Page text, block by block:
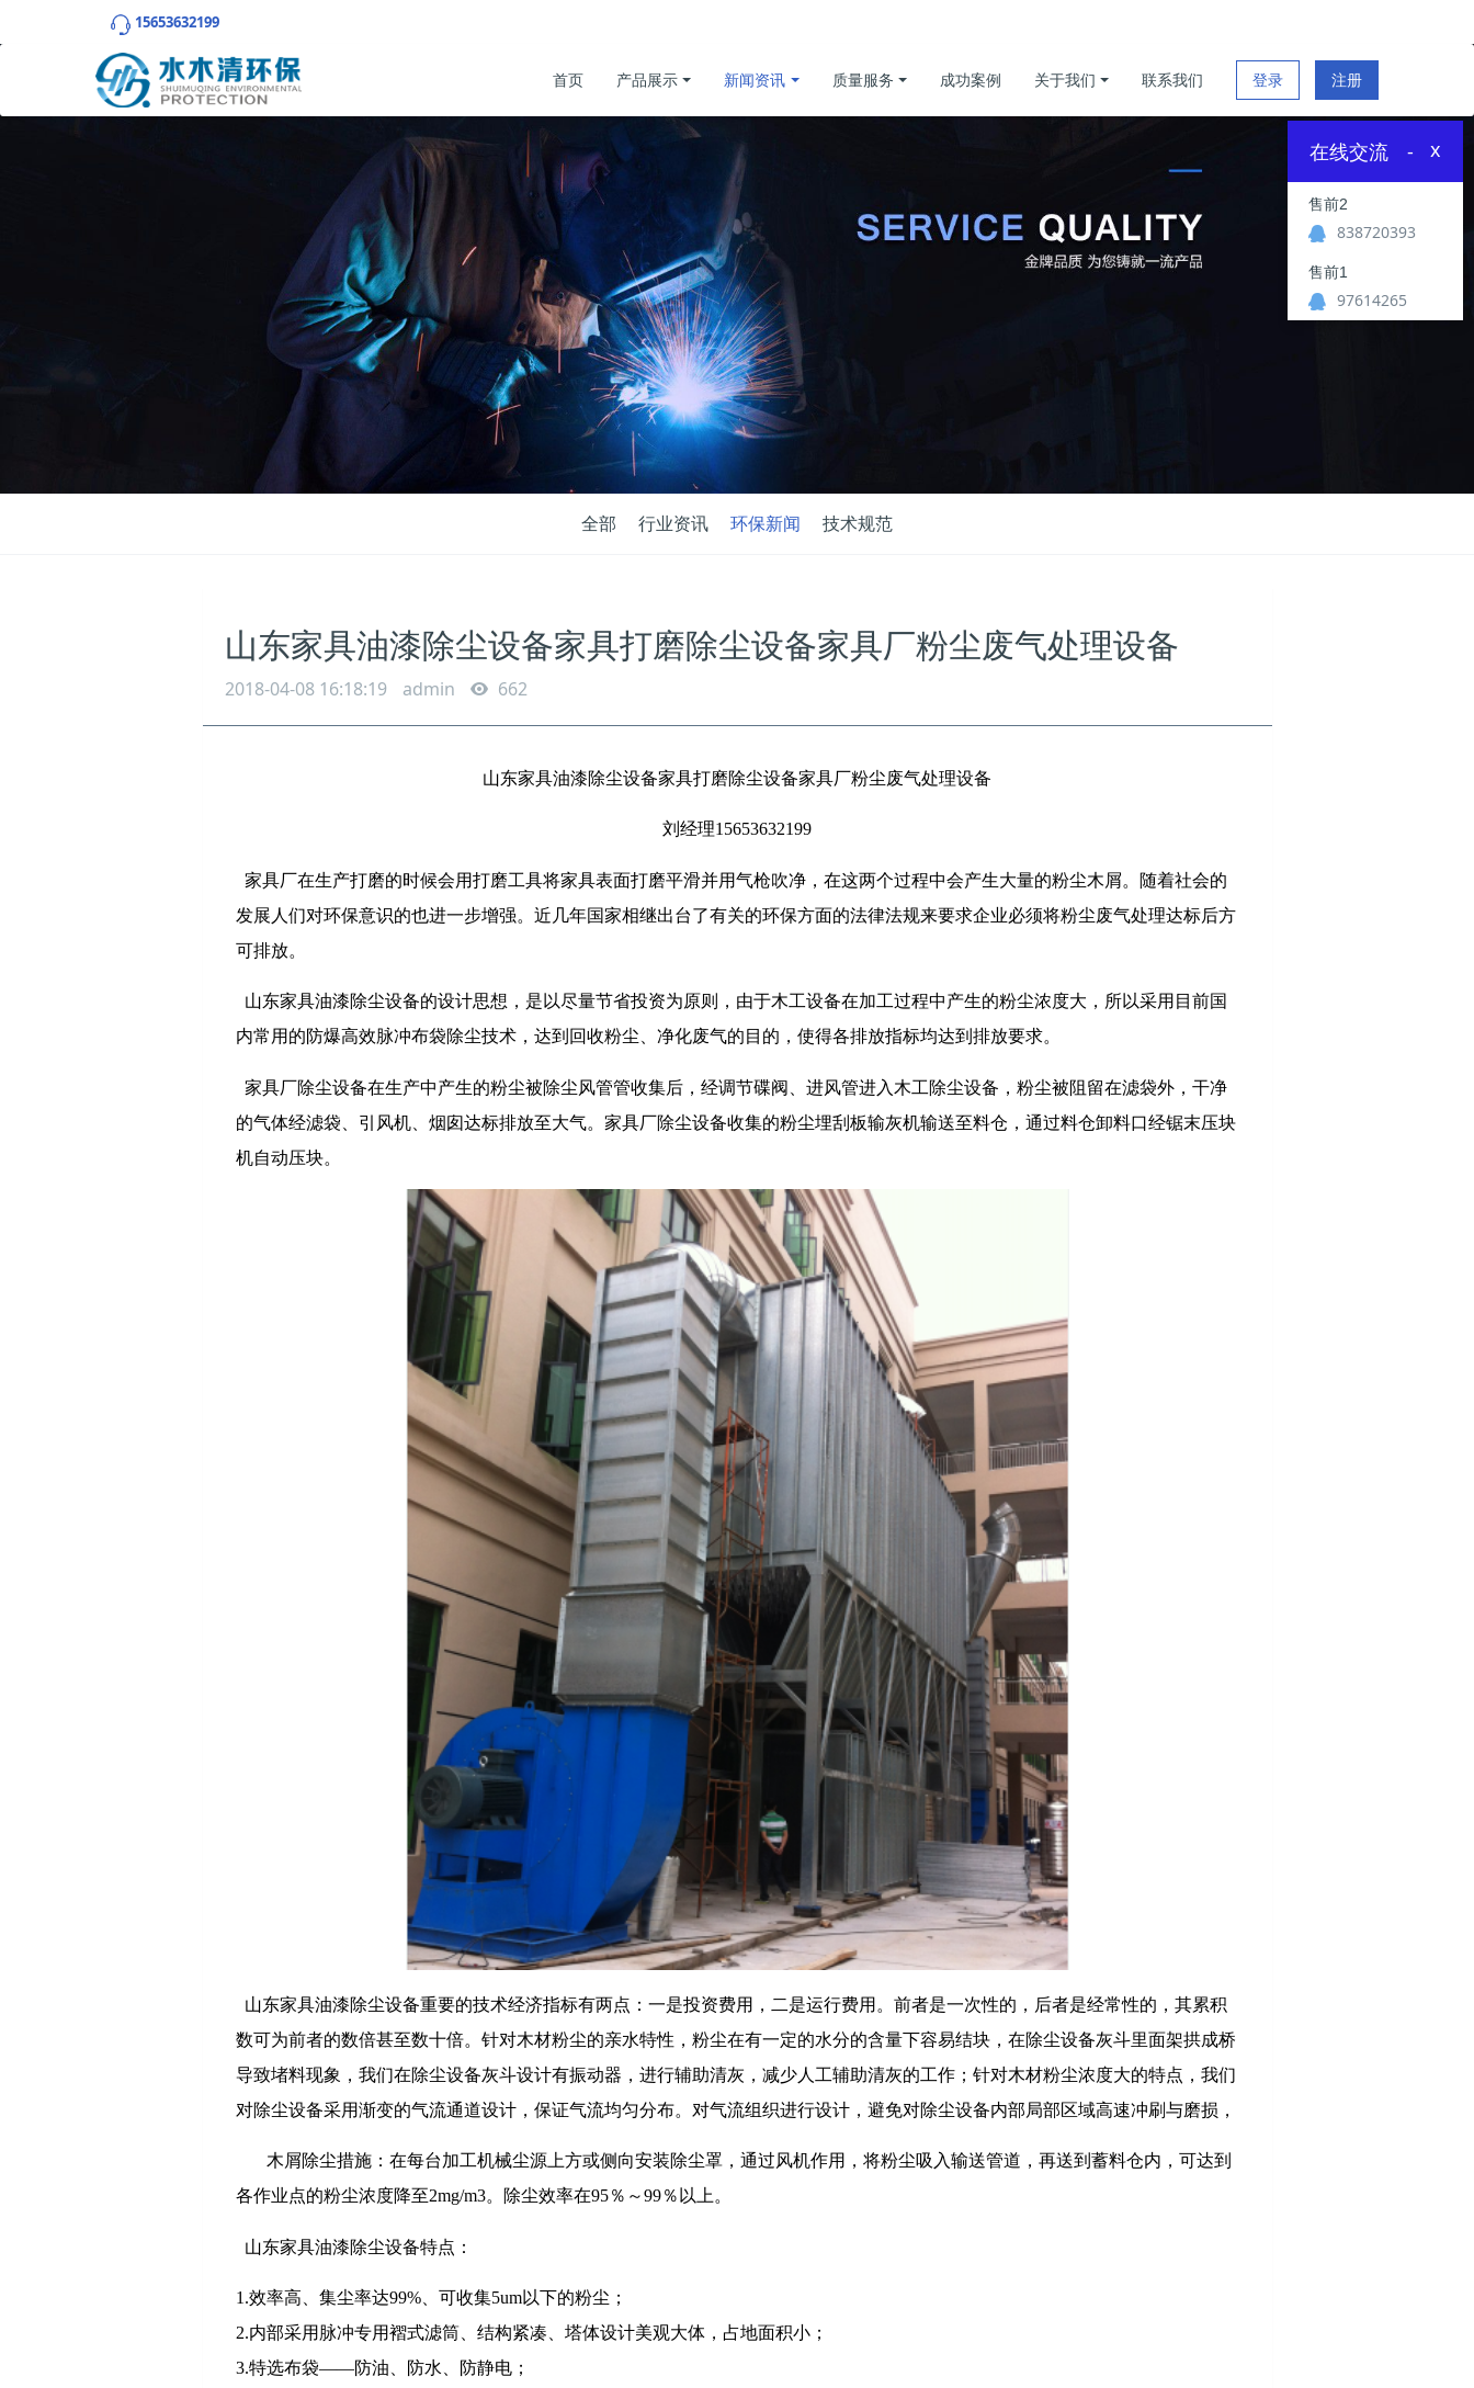
15653632199
登录 注册
首页 产品展示 新闻资讯 质量服务 成功案例 关于我们 联系我们
全部 行业资讯 环保新闻 技术规范
山东家具油漆除尘设备家具打磨除尘设备家具厂粉尘废气处理设备
2018-04-08 16:18:19 admin 662
山东家具油漆除尘设备家具打磨除尘设备家具厂粉尘废气处理设备
刘经理15653632199
家具厂在生产打磨的时候会用打磨工具将家具表面打磨平滑并用气枪吹净，在这两个过程中会产生大量的粉尘木屑。随着社会的
发展人们对环保意识的也进一步增强。近几年国家相继出台了有关的环保方面的法律法规来要求企业必须将粉尘废气处理达标后方
可排放。
山东家具油漆除尘设备的设计思想，是以尽量节省投资为原则，由于木工设备在加工过程中产生的粉尘浓度大，所以采用目前国
内常用的防爆高效脉冲布袋除尘技术，达到回收粉尘、净化废气的目的，使得各排放指标均达到排放要求。
家具厂除尘设备在生产中产生的粉尘被除尘风管管收集后，经调节碟阀、进风管进入木工除尘设备，粉尘被阻留在滤袋外，干净
的气体经滤袋、引风机、烟囱达标排放至大气。家具厂除尘设备收集的粉尘埋刮板输灰机输送至料仓，通过料仓卸料口经锯末压块
机自动压块。
山东家具油漆除尘设备重要的技术经济指标有两点：一是投资费用，二是运行费用。前者是一次性的，后者是经常性的，其累积
数可为前者的数倍甚至数十倍。针对木材粉尘的亲水特性，粉尘在有一定的水分的含量下容易结块，在除尘设备灰斗里面架拱成桥
导致堵料现象，我们在除尘设备灰斗设计有振动器，进行辅助清灰，减少人工辅助清灰的工作；针对木材粉尘浓度大的特点，我们
对除尘设备采用渐变的气流通道设计，保证气流均匀分布。对气流组织进行设计，避免对除尘设备内部局部区域高速冲刷与磨损，
木屑除尘措施：在每台加工机械尘源上方或侧向安装除尘罩，通过风机作用，将粉尘吸入输送管道，再送到蓄料仓内，可达到
各作业点的粉尘浓度降至2mg/m3。除尘效率在95％～99％以上。
山东家具油漆除尘设备特点：
1.效率高、集尘率达99%、可收集5um以下的粉尘；
2.内部采用脉冲专用褶式滤筒、结构紧凑、塔体设计美观大体，占地面积小；
3.特选布袋——防油、防水、防静电；
在线交流 x
-
售前2
838720393
售前1
97614265